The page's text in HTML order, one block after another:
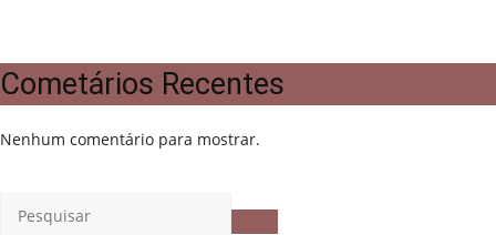
Cometários Recentes
Nenhum comentário para mostrar.